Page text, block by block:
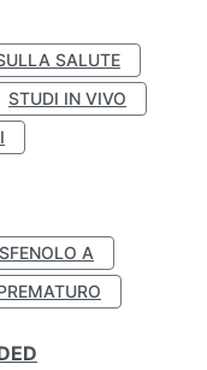
SALUTE
STUDI IN VIVO
A